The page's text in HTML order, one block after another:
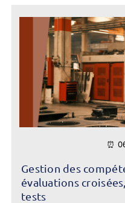
⏰
Gestion des
évaluations
tests